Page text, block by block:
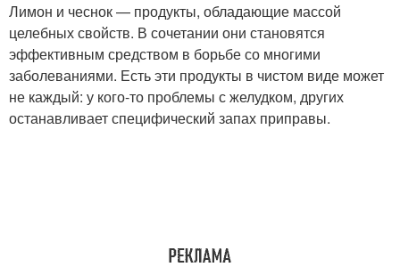
Лимон и чеснок — продукты, обладающие массой
целебных свойств. В сочетании они становятся
эффективным средством в борьбе со многими
заболеваниями. Есть эти продукты в чистом виде может
не каждый: у кого-то проблемы с желудком, других
останавливает специфический запах приправы.